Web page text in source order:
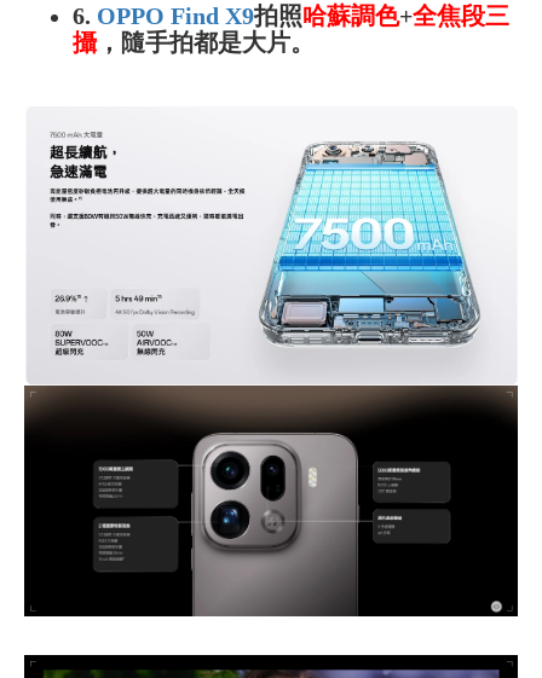
6. OPPO Find X9拍照哈蘇調色+全焦段三
攝，隨手拍都是大片。